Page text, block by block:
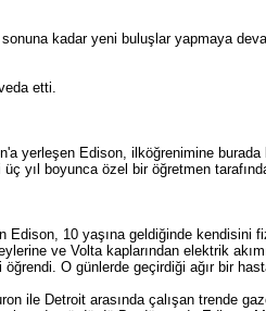
kadar yeni buluşlar yapmaya
etti.
yerleşen Edison, ilköğrenimine burada
yıl boyunca özel bir öğretmen
Edison, 10 yaşına geldiğinde kendisini
ve Volta kaplarından elektrik
O günlerde geçirdiği ağır bir
ile Detroit arasında çalışan trende